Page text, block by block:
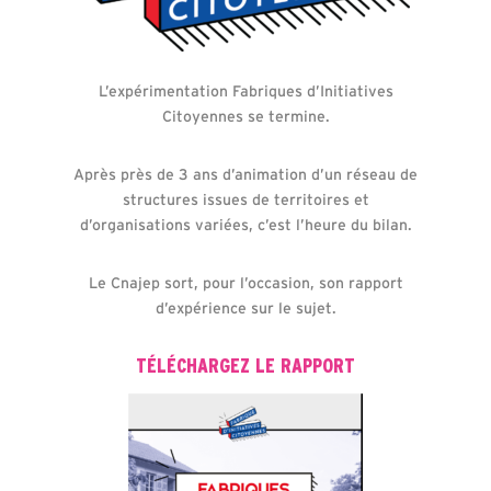
L’expérimentation Fabriques d’Initiatives
Citoyennes se termine.
Après près de 3 ans d’animation d’un réseau de
structures issues de territoires et
d’organisations variées, c’est l’heure du bilan.
Le Cnajep sort, pour l’occasion, son rapport
d’expérience sur le sujet.
TÉLÉCHARGEZ LE RAPPORT